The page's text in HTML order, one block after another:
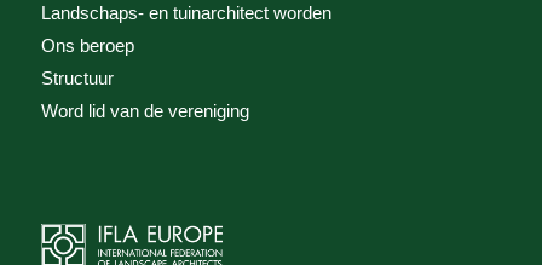
Landschaps- en tuinarchitect worden
Ons beroep
Structuur
Word lid van de vereniging